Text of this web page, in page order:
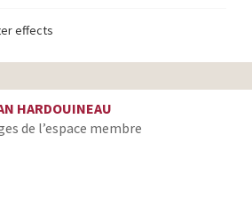
effects
HARDOUINEAU
de l’espace membre